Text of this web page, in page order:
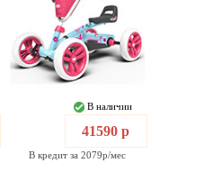
В наличии
41590 р
В кредит за 2079р/мес